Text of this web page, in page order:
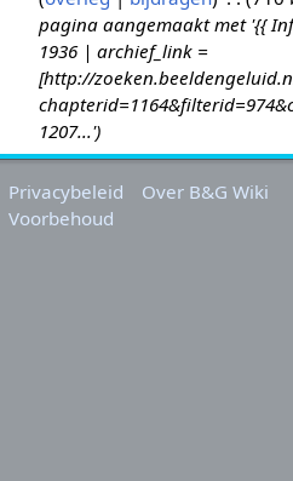
0
1
1
pagina aangemaakt met '{{
1936 | archief_link =
[http://
1207...'
Privacybeleid
Over B&G Wiki
Voorbehoud